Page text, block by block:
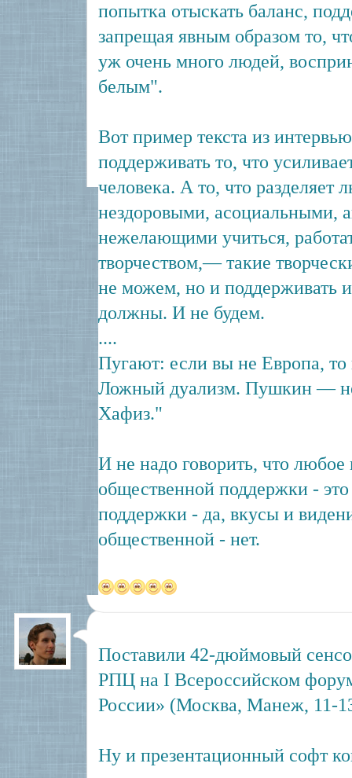
попытка отыскать баланс,
запрещая явным образом то,
уж очень много людей,
белым".
Вот пример текста из
поддерживать то, что
человека. А то, что разделяет
нездоровыми, асоциальными,
нежелающими учиться,
творчеством,— такие
не можем, но и поддерживать
должны. И не будем.
....
Пугают: если вы не Европа, то
Ложный дуализм. Пушкин —
Хафиз."
И не надо говорить, что любое
общественной поддержки -
поддержки - да, вкусы и
общественной - нет.
Поставили 42-дюймовый
РПЦ на I Всероссийском
России» (Москва, Манеж, 11-
Ну и презентационный софт